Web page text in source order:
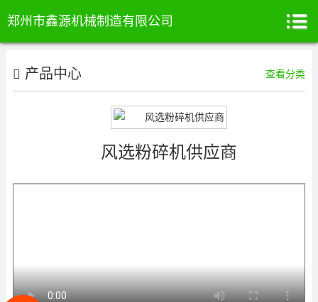
郑州市鑫源机械制造有限公司
产品中心 查看分类
风选粉碎机供应商